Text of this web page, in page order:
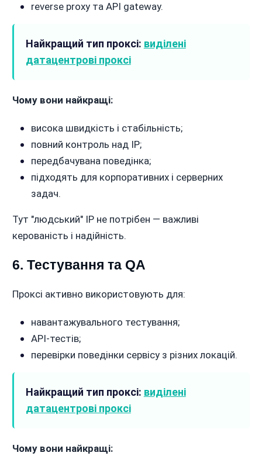
reverse proxy та API gateway.
Найкращий тип проксі: виділені
датацентрові проксі
Чому вони найкращі:
висока швидкість і стабільність;
повний контроль над IP;
передбачувана поведінка;
підходять для корпоративних і серверних
задач.
Тут "людський" IP не потрібен — важливі
керованість і надійність.
6. Тестування та QA
Проксі активно використовують для:
навантажувального тестування;
API-тестів;
перевірки поведінки сервісу з різних локацій.
Найкращий тип проксі: виділені
датацентрові проксі
Чому вони найкращі: